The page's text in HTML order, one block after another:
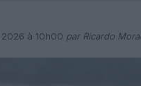
à 10h00 par Ricardo